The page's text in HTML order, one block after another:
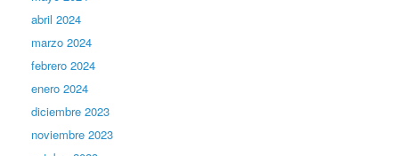
abril 2024
marzo 2024
febrero 2024
enero 2024
diciembre 2023
noviembre 2023